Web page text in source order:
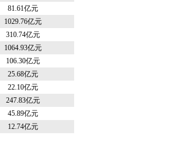
81.61亿元
1029.76亿元
310.74亿元
1064.93亿元
106.30亿元
25.68亿元
22.10亿元
247.83亿元
45.89亿元
12.74亿元